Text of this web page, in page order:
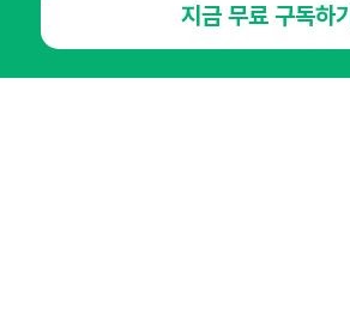
지금 무료 구독하기